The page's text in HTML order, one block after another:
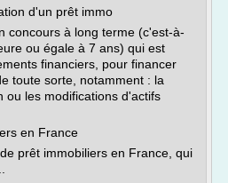
d'un prêt immo
concours à long terme (c'est-à-
ou égale à 7 ans) qui est
financiers, pour financer
toute sorte, notamment : la
ou les modifications d'actifs
en France
prêt immobiliers en France, qui